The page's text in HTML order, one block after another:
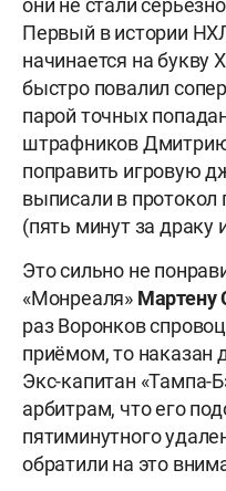
они не стали
Первый в истории
начинается на букву
быстро повалил
парой точных
штрафников
поправить игровую
выписали в
(пять минут за драку
Это сильно не
«Монреаля» Мартену
раз Воронков
приёмом, то наказан
Экс-капитан «Тампа-
арбитрам, что его
пятиминутного
обратили на это